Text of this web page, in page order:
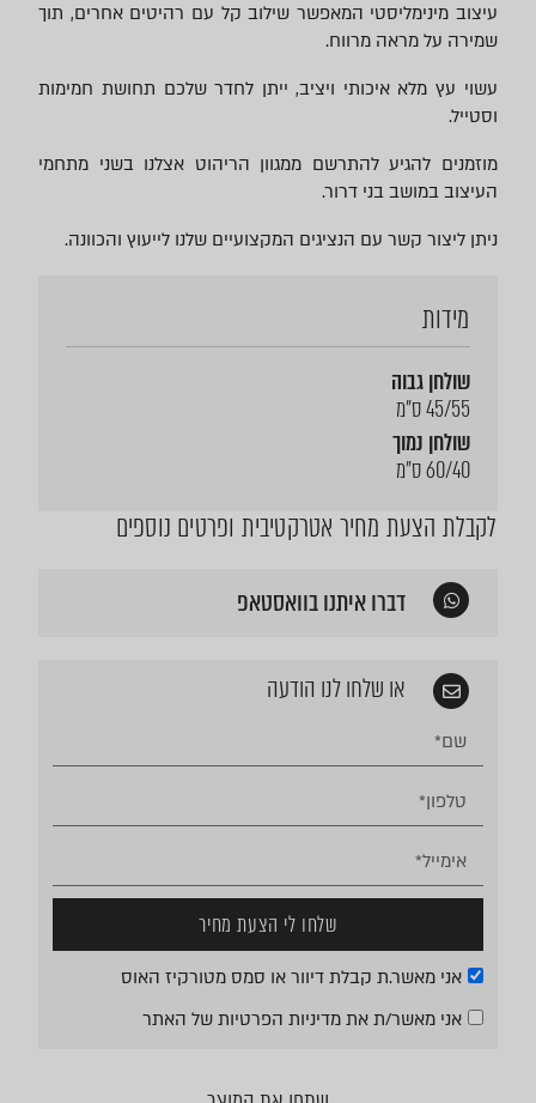
עיצוב מינימליסטי המאפשר שילוב קל עם רהיטים אחרים, תוך
שמירה על מראה מרווח.
עשוי עץ מלא איכותי ויציב, ייתן לחדר שלכם תחושת חמימות
וסטייל.
מוזמנים להגיע להתרשם ממגוון הריהוט אצלנו בשני מתחמי
העיצוב במושב בני דרור.
ניתן ליצור קשר עם הנציגים המקצועיים שלנו לייעוץ והכוונה.
מידות
שולחן גבוה
45/55 ס"מ
שולחן נמוך
60/40 ס"מ
לקבלת הצעת מחיר אטרקטיבית ופרטים נוספים
דברו איתנו בוואסטאפ
או שלחו לנו הודעה
אני מאשר.ת קבלת דיוור או סמס מטורקיז האוס
אני מאשר/ת את מדיניות הפרטיותשל האתר
שלחו לי הצעת מחיר